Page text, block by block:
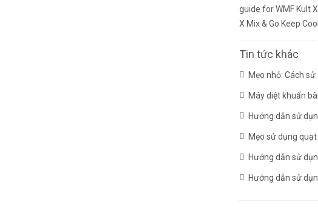
guide for WMF Kult
X Mix & Go Keep Cool
Tin tức khác
Mẹo nhỏ: Cách
Máy diệt khuẩn
Hướng dẫn sử
Mẹo sử dụng
Hướng dẫn sử
Hướng dẫn sử